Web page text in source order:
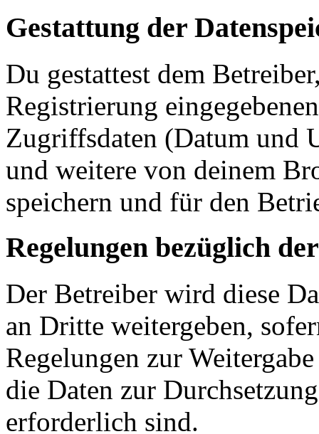
Gestattung der
Du gestattest dem
Registrierung
Zugriffsdaten (Datum und
und weitere von deinem
speichern und für den
Regelungen bezüglich
Der Betreiber wird diese
an Dritte weitergeben,
Regelungen zur
die Daten zur
erforderlich sind.